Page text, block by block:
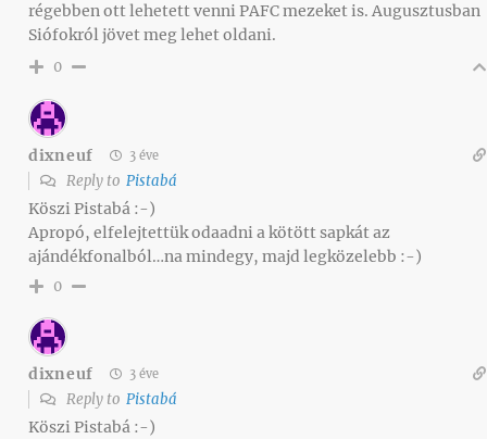
régebben ott lehetett venni PAFC mezeket is. Augusztusban
Siófokról jövet meg lehet oldani.
0
dixneuf 3 éve
Reply to Pistabá
Köszi Pistabá :-)
Apropó, elfelejtettük odaadni a kötött sapkát az
ajándékfonalból…na mindegy, majd legközelebb :-)
0
dixneuf 3 éve
Reply to Pistabá
Köszi Pistabá :-)